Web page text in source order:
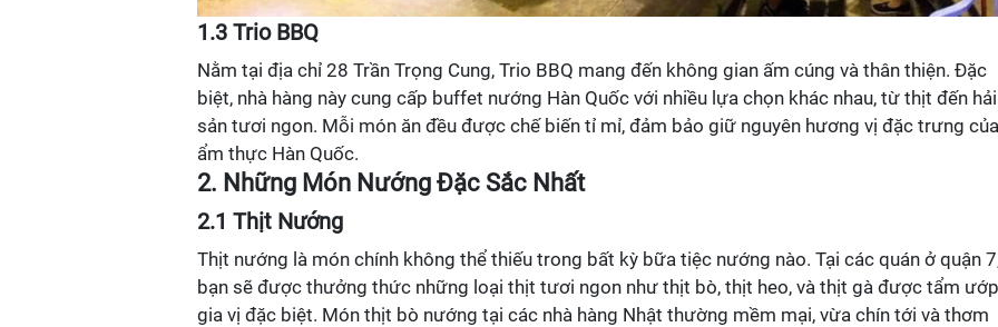
1.3 Trio BBQ
Nằm tại địa chỉ 28 Trần Trọng Cung, Trio BBQ mang đến không gian ấm cúng và thân thiện. Đặc
biệt, nhà hàng này cung cấp buffet nướng Hàn Quốc với nhiều lựa chọn khác nhau, từ thịt đến hải
sản tươi ngon. Mỗi món ăn đều được chế biến tỉ mỉ, đảm bảo giữ nguyên hương vị đặc trưng của
ẩm thực Hàn Quốc.
2. Những Món Nướng Đặc Sắc Nhất
2.1 Thịt Nướng
Thịt nướng là món chính không thể thiếu trong bất kỳ bữa tiệc nướng nào. Tại các quán ở quận
bạn sẽ được thưởng thức những loại thịt tươi ngon như thịt bò, thịt heo, và thịt gà được tẩm ướp
gia vị đặc biệt. Món thịt bò nướng tại các nhà hàng Nhật thường mềm mại, vừa chín tới và thơm